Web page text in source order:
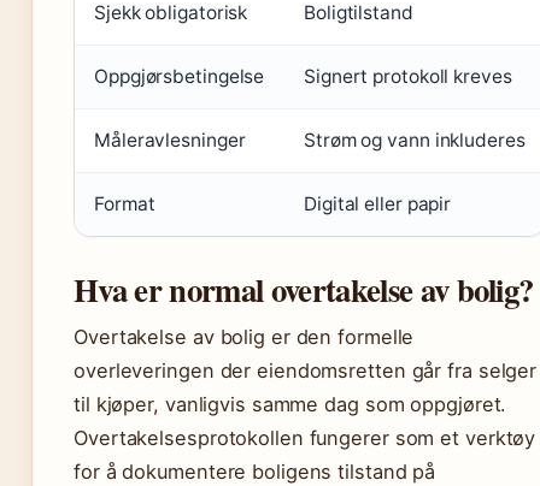
Sjekk obligatorisk Boligtilstand
Oppgjørsbetingelse Signert protokoll kreves
Måleravlesninger Strøm og vann inkluderes
Format Digital eller papir
Hva er normal overtakelse av bolig?
Overtakelse av bolig er den formelle
overleveringen der eiendomsretten går fra selger
til kjøper, vanligvis samme dag som oppgjøret.
Overtakelsesprotokollen fungerer som et verktøy
for å dokumentere boligens tilstand på